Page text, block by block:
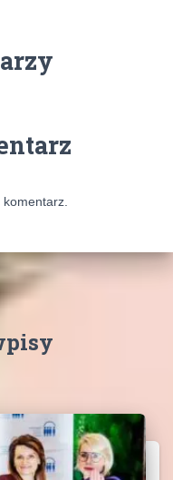
komentarz.